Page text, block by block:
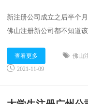
新注册公司成立之后半个
佛山注册新公司都不知道
查看更多
佛山
2021-11-09